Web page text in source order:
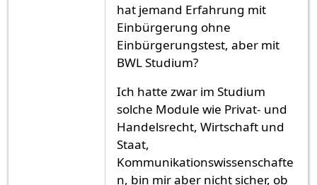
hat jemand Erfahrung mit
Einbürgerung ohne
Einbürgerungstest, aber mit
BWL Studium?
Ich hatte zwar im Studium
solche Module wie Privat- und
Handelsrecht, Wirtschaft und
Staat,
Kommunikationswissenschafte
n, bin mir aber nicht sicher, ob